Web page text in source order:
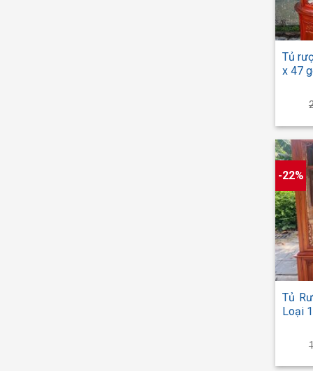
+
Tủ
x 47
-22%
+
Tủ
Loại